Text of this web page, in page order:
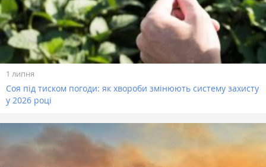
1 липня
Соя під тиском погоди: як хвороби змінюють систему захисту
у 2026 році